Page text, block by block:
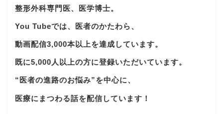
整形外科専門医、医学博士。
You Tubeでは、医者のかたわら、
動画配信3,000本以上を達成しています。
既に5,000人以上の方に登録いただいています。
“医者の進路のお悩み”を中心に、
医療にまつわる話を配信しています！